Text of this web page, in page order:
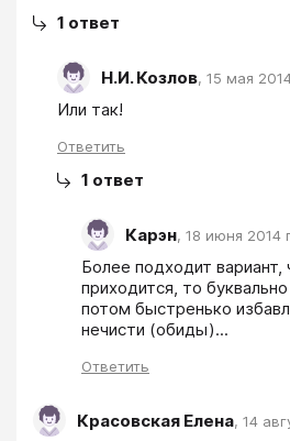
1 ответ
Н.И. Козлов, 15 мая
Или так!
Ответить
1 ответ
Карэн, 18 июня 2014
Более подходит вариант,
приходится, то
потом быстренько
нечисти (обиды)...
Ответить
Красовская Елена, 14